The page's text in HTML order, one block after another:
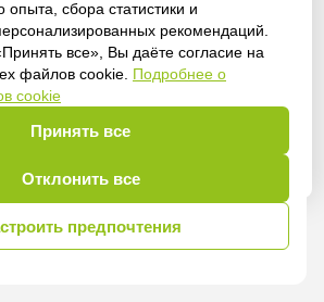
опыта, сбора статистики и
рекомендаций.
все», Вы даёте согласие на
файлов cookie. Подробнее о
cookie
Принять все
Отклонить все
предпочтения
Войти